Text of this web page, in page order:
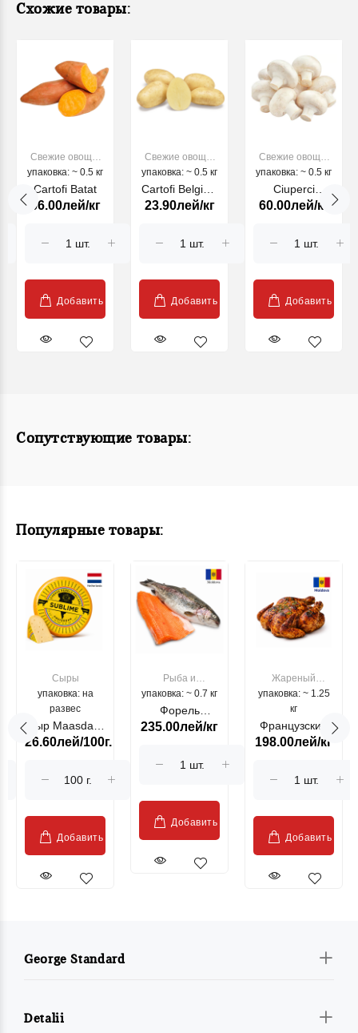
Схожие товары:
Свежие овощи,
фрукты
упаковка: ~ 0.5 кг
Cartofi Batat
66.00лей/кг
Добавить
Свежие овощи,
фрукты
упаковка: ~ 0.5 кг
Cartofi Belgieni
Lady Anna
23.90лей/кг
Добавить
Свежие овощи,
фрукты
упаковка: ~ 0.5 кг
Ciuperci
Champinion
60.00лей/кг
Добавить
Сопутствующие товары:
Популярные товары:
Сыры
упаковка: на
развес
Сыр Maasdam
Sublime Cow
26.60лей/100г.
Добавить
Рыба и
морепродукты
упаковка: ~ 0.7 кг
Форель
лососевая
Moldovenesc"
235.00лей/кг
Добавить
Жареный
цыпленок
упаковка: ~ 1.25
кг
Французский
гриль, кг
198.00лей/кг
Добавить
George Standard
Detalii